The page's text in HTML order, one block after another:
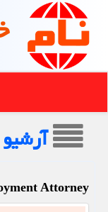
Attorney